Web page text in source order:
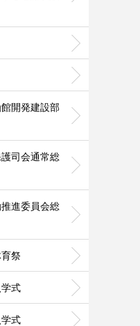
開発建設部
司会通常総
進委員会総
祭
式
式